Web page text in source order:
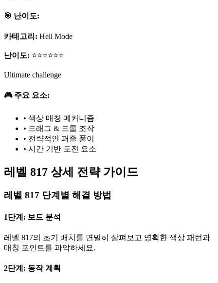
🎯 난이도:
카테고리: Hell Mode
난이도: ⭐⭐⭐⭐⭐⭐
Ultimate challenge
🎮 주요 요소:
• 색상 매칭 메커니즘
• 드래그 & 드롭 조작
• 전략적인 퍼즐 풀이
• 시간 기반 도전 요소
레벨 817 상세 전략 가이드
레벨 817 단계별 해결 방법
1단계: 보드 분석
레벨 817의 초기 배치를 면밀히 살펴보고 명확한 색상 패턴과
매칭 포인트를 파악하세요.
2단계: 동작 계획